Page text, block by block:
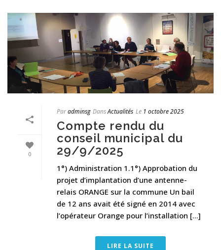
0
Paradminsg DansActualités Le 1 octobre 2025
Compte rendu du
conseil municipal du
29/9/2025
1°) Administration 1.1°) Approbation du
projet d’implantation d’une antenne-
relais ORANGE sur la commune Un bail
de 12 ans avait été signé en 2014 avec
l’opérateur Orange pour l’installation [...]
LIRE LA SUITE